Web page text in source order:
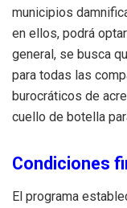
municipios
en ellos, podrá
general, se busca
para todas las
burocráticos de
cuello de botella
Condiciones
El programa